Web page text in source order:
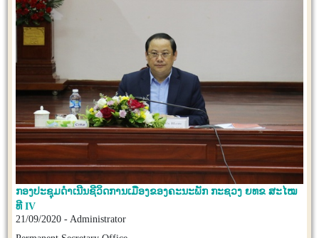
ກອງປະຊຸມດຳເນີນຊີວິດການເມືອງຂອງຄະນະພັກ ກະຊວງ ຍທຂ ສະໄໝ
ທີ IV
21/09/2020 - Administrator